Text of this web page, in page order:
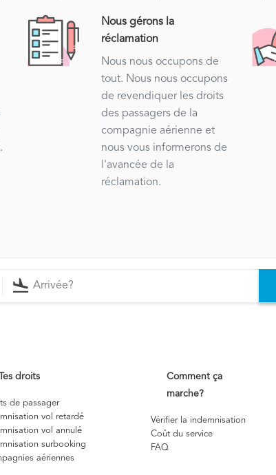
Nous gérons la
réclamation
Nous nous occupons de
tout. Nous nous occupons
de revendiquer les droits
des passagers de la
compagnie aérienne et
nous vous informerons de
l'avancée de la
réclamation.
droits
de passager
vol retardé
vol annulé
surbooking
aériennes
Comment ça
marche?
Vérifier la indemnisation
Coût du service
FAQ